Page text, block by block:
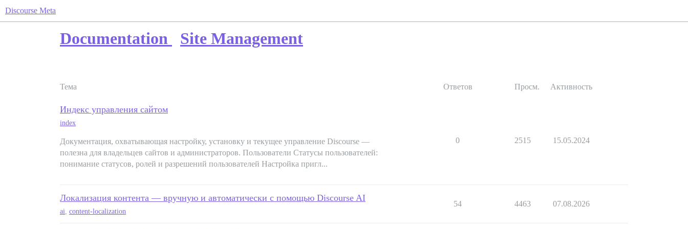
Discourse Meta
Documentation Site Management
Тема Ответов Просм. Активность
Индекс управления сайтом
index
Документация, охватывающая настройку, установку и текущее управление Discourse —
полезна для владельцев сайтов и администраторов. Пользователи Статусы пользователей:
понимание статусов, ролей и разрешений пользователей Настройка пригл...
0 2515 15.05.2024
Локализация контента — вручную и автоматически с помощью Discourse AI
ai, content-localization
54 4463 07.08.2026